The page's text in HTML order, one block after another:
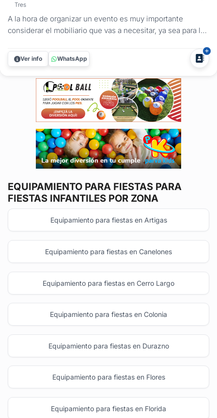
Tres
A la hora de organizar un evento es muy importante
considerar el mobiliario que vas a necesitar, ya sea para la
Party Cocktails te ofrecemos la solución que estás
necesitando en alquiler de mobiliario para cualquier tipo de
festejo. Contamos...
Ver info WhatsApp
EQUIPAMIENTO PARA FIESTAS PARA
FIESTAS INFANTILES POR ZONA
Equipamiento para fiestas en Artigas
Equipamiento para fiestas en Canelones
Equipamiento para fiestas en Cerro Largo
Equipamiento para fiestas en Colonia
Equipamiento para fiestas en Durazno
Equipamiento para fiestas en Flores
Equipamiento para fiestas en Florida